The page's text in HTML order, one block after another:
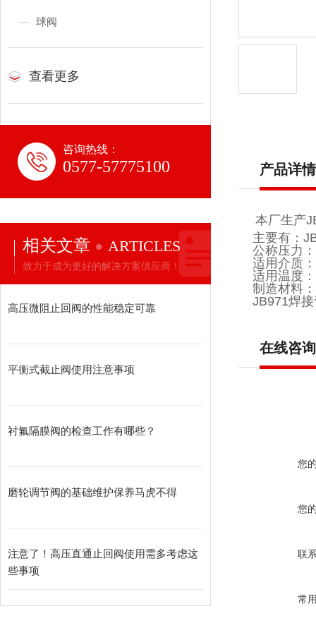
球阀
查看更多
咨询热线：
0577-57775100
相关文章 ARTICLES
致力于成为更好的解决方案供应商！
高压微阻止回阀的性能稳定可靠
平衡式截止阀使用注意事项
衬氟隔膜阀的检查工作有哪些？
磨轮调节阀的基础维护保养马虎不得
注意了！高压直通止回阀使用需多考虑这
些事项
产品详情
本厂生产
主要有：
公称压力
适用介质
适用温度
制造材料
JB971焊
在线咨询
您
您
联
常